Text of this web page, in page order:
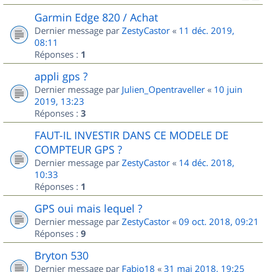
Garmin Edge 820 / Achat
Dernier message par ZestyCastor « 11 déc. 2019,
08:11
Réponses : 1
appli gps ?
Dernier message par Julien_Opentraveller « 10 juin
2019, 13:23
Réponses : 3
FAUT-IL INVESTIR DANS CE MODELE DE
COMPTEUR GPS ?
Dernier message par ZestyCastor « 14 déc. 2018,
10:33
Réponses : 1
GPS oui mais lequel ?
Dernier message par ZestyCastor « 09 oct. 2018, 09:21
Réponses : 9
Bryton 530
Dernier message par Fabio18 « 31 mai 2018, 19:25